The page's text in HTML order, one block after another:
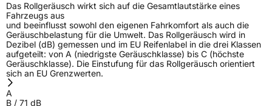
Das Rollgeräusch wirkt sich auf die Gesamtlautstärke eines
Fahrzeugs aus
und beeinflusst sowohl den eigenen Fahrkomfort als auch die
Geräuschbelastung für die Umwelt. Das Rollgeräusch wird in
Dezibel (dB) gemessen und im EU Reifenlabel in die drei Klassen
aufgeteilt: von A (niedrigste Geräuschklasse) bis C (höchste
Geräuschklasse). Die Einstufung für das Rollgeräusch orientiert
sich an EU Grenzwerten.
A
B / 71 dB